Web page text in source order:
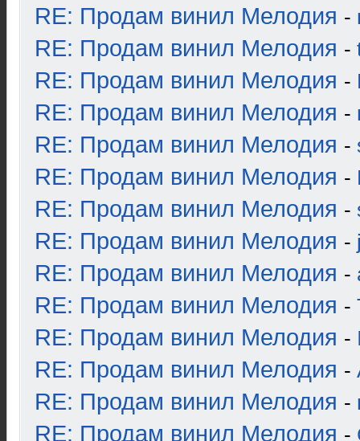
RE: Продам винил Мелодия -
RE: Продам винил Мелодия -
RE: Продам винил Мелодия -
RE: Продам винил Мелодия -
RE: Продам винил Мелодия -
RE: Продам винил Мелодия -
RE: Продам винил Мелодия -
RE: Продам винил Мелодия -
RE: Продам винил Мелодия -
RE: Продам винил Мелодия -
RE: Продам винил Мелодия -
RE: Продам винил Мелодия -
RE: Продам винил Мелодия -
RE: Продам винил Мелодия -